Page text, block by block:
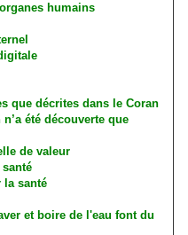
humains
que décrites dans le Coran
été découverte que
de valeur
santé
la santé
et boire de l'eau font du